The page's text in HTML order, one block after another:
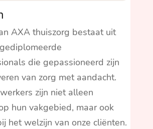
AXA thuiszorg bestaat uit
die gepassioneerd zijn
van zorg met aandacht.
zijn niet alleen
hun vakgebied, maar ook
het welzijn van onze cliënten.